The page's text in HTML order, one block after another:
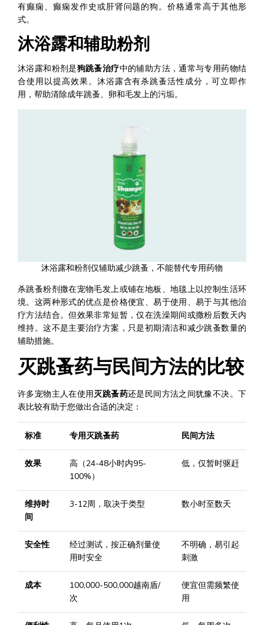
有癫痫、癫痫发作史或肝肾问题的狗。价格通常高于其他形
式。
沐浴露和辅助粉剂
沐浴露和粉剂是狗跳蚤治疗中的辅助方法，通常与专用药物结
合使用以提高效果。沐浴露含有杀跳蚤活性成分，可立即作
用，帮助清除成年跳蚤、卵和毛发上的污垢。
沐浴露和粉剂仅辅助减少跳蚤，不能替代专用药物
杀跳蚤粉剂撒在宠物毛发上或铺在地板、地毯上以控制生活环
境。这两种形式的优点是价格便宜、易于使用、易于与其他治
疗方法结合。但效果非常短暂，仅在洗澡期间或撒粉后数天内
维持。这不是主要治疗方案，只是初期清洁和减少跳蚤数量的
辅助措施。
灭跳蚤药与民间方法的比较
许多宠物主人在使用灭跳蚤药还是民间方法之间犹豫不决。下
表比较有助于您做出合适的决定：
标准 专用灭跳蚤药 民间方法
效果
高（24-48小时内95-
100%）
低，仅暂时驱赶
维持时
间
3-12周，取决于类型 数小时至数天
安全性
经过测试，按正确剂量使
用时安全
不明确，易引起
刺激
成本
100,000-500,000越南盾/
次
便宜但需频繁使
用